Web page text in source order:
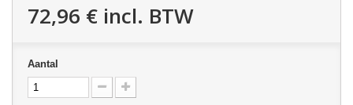
72,96 € incl. BTW
Aantal